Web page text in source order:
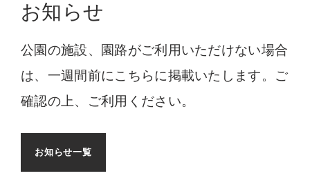
お知らせ
公園の施設、園路がご利用いただけない場合
は、一週間前にこちらに掲載いたします。ご
確認の上、ご利用ください。
お知らせ一覧